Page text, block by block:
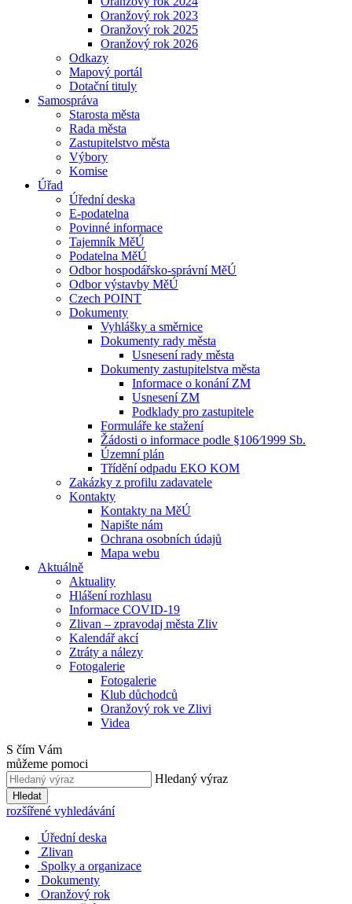
Oranžový rok 2023
Oranžový rok 2025
Oranžový rok 2026
Odkazy
Mapový portál
Dotační tituly
Samospráva
Starosta města
Rada města
Zastupitelstvo města
Výbory
Komise
Úřad
Úřední deska
E-podatelna
Povinné informace
Tajemník MěÚ
Podatelna MěÚ
Odbor hospodářsko-správní MěÚ
Odbor výstavby MěÚ
Czech POINT
Dokumenty
Vyhlášky a směrnice
Dokumenty rady města
Usnesení rady města
Dokumenty zastupitelstva města
Informace o konání ZM
Usnesení ZM
Podklady pro zastupitele
Formuláře ke stažení
Žádosti o informace podle §106⁄1999 Sb.
Územní plán
Třídění odpadu EKO KOM
Zakázky z profilu zadavatele
Kontakty
Kontakty na MěÚ
Napište nám
Ochrana osobních údajů
Mapa webu
Aktuálně
Aktuality
Hlášení rozhlasu
Informace COVID-19
Zlivan – zpravodaj města Zliv
Kalendář akcí
Ztráty a nálezy
Fotogalerie
Fotogalerie
Klub důchodců
Oranžový rok ve Zlivi
Videa
S čím Vám
můžeme pomoci
Hledaný výraz
Hledat
rozšířené vyhledávání
Úřední deska
Zlivan
Spolky a organizace
Dokumenty
Oranžový rok